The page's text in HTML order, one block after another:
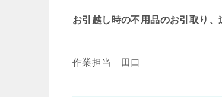
お引越し時の不用品のお引取り、
作業担当 田口